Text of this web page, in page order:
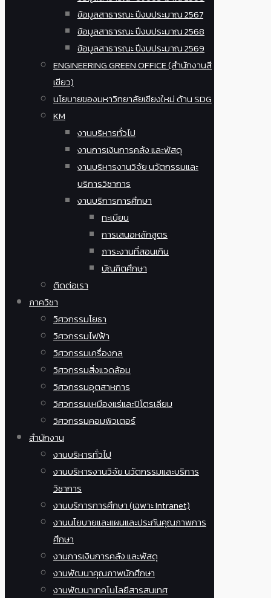
ข้อมูลสาธารณะ ปีงบประมาณ 2567
ข้อมูลสาธารณะ ปีงบประมาณ 2568
ข้อมูลสาธารณะ ปีงบประมาณ 2569
ENGINEERING GREEN OFFICE (สำนักงานสี
เขียว)
นโยบายของมหาวิทยาลัยเชียงใหม่ ด้าน SDG
KM
งานบริหารทั่วไป
งานการเงินการคลัง และพัสดุ
งานบริหารงานวิจัย นวัตกรรมและ
บริการวิชาการ
งานบริการการศึกษา
ทะเบียน
การเสนอหลักสูตร
ภาระงานที่สอนเกิน
บัณฑิตศึกษา
ติดต่อเรา
ภาควิชา
วิศวกรรมโยธา
วิศวกรรมไฟฟ้า
วิศวกรรมเครื่องกล
วิศวกรรมสิ่งแวดล้อม
วิศวกรรมอุตสาหการ
วิศวกรรมเหมืองแร่และปิโตรเลียม
วิศวกรรมคอมพิวเตอร์
สำนักงาน
งานบริหารทั่วไป
งานบริหารงานวิจัย นวัตกรรมและบริการ
วิชาการ
งานบริการการศึกษา (เฉพาะ Intranet)
งานนโยบายและแผนและประกันคุณภาพการ
ศึกษา
งานการเงินการคลัง และพัสดุ
งานพัฒนาคุณภาพนักศึกษา
งานพัฒนาเทคโนโลยีสารสนเทศ